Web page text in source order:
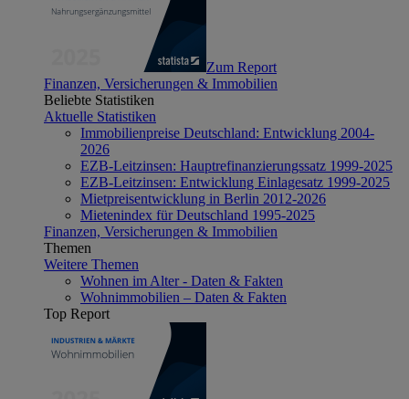
Zum Report
Finanzen, Versicherungen & Immobilien
Beliebte Statistiken
Aktuelle Statistiken
Immobilienpreise Deutschland: Entwicklung 2004-
2026
EZB-Leitzinsen: Hauptrefinanzierungssatz 1999-2025
EZB-Leitzinsen: Entwicklung Einlagesatz 1999-2025
Mietpreisentwicklung in Berlin 2012-2026
Mietenindex für Deutschland 1995-2025
Finanzen, Versicherungen & Immobilien
Themen
Weitere Themen
Wohnen im Alter - Daten & Fakten
Wohnimmobilien – Daten & Fakten
Top Report